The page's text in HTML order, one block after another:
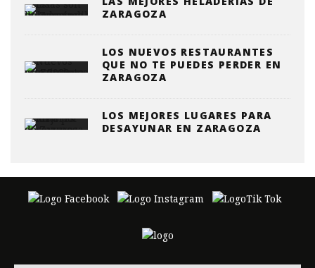
ZARAGOZA
LOS NUEVOS RESTAURANTES
QUE NO TE PUEDES PERDER EN
ZARAGOZA
LOS MEJORES LUGARES PARA
DESAYUNAR EN ZARAGOZA